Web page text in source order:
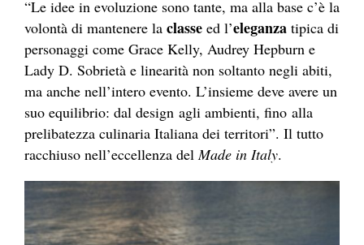
“Le idee in evoluzione sono tante, ma alla base c’è la
volontà di mantenere la classe ed l’eleganza tipica di
personaggi come Grace Kelly, Audrey Hepburn e
Lady D. Sobrietà e linearità non soltanto negli abiti,
ma anche nell’intero evento. L’insieme deve avere un
suo equilibrio: dal design agli ambienti, fino alla
prelibatezza culinaria Italiana dei territori”. Il tutto
racchiuso nell’eccellenza delMade in Italy.